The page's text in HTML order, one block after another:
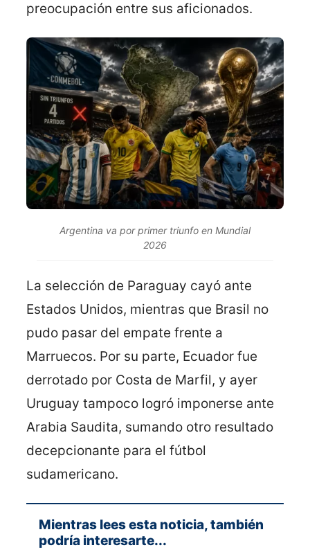
preocupación entre sus aficionados.
Argentina va por primer triunfo en Mundial
2026
La selección de Paraguay cayó ante
Estados Unidos, mientras que Brasil no
pudo pasar del empate frente a
Marruecos. Por su parte, Ecuador fue
derrotado por Costa de Marfil, y ayer
Uruguay tampoco logró imponerse ante
Arabia Saudita, sumando otro resultado
decepcionante para el fútbol
sudamericano.
Mientras lees esta noticia, también
podría interesarte...